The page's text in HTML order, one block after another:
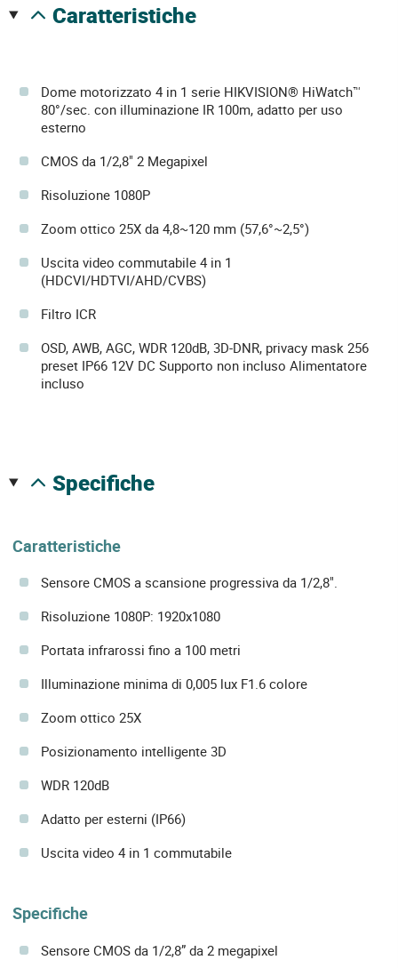
caratteristiche
Dome motorizzato 4 in 1 serie HIKVISION® HiWatch™
80°/sec. con illuminazione IR 100m, adatto per uso
esterno
CMOS da 1/2,8" 2 Megapixel
Risoluzione 1080P
Zoom ottico 25X da 4,8~120 mm (57,6°~2,5°)
Uscita video commutabile 4 in 1
(HDCVI/HDTVI/AHD/CVBS)
Filtro ICR
OSD, AWB, AGC, WDR 120dB, 3D-DNR, privacy mask 256
preset IP66 12V DC Supporto non incluso Alimentatore
incluso
specifiche
Caratteristiche
Sensore CMOS a scansione progressiva da 1/2,8".
Risoluzione 1080P: 1920x1080
Portata infrarossi fino a 100 metri
Illuminazione minima di 0,005 lux F1.6 colore
Zoom ottico 25X
Posizionamento intelligente 3D
WDR 120dB
Adatto per esterni (IP66)
Uscita video 4 in 1 commutabile
Specifiche
Sensore CMOS da 1/2,8” da 2 megapixel